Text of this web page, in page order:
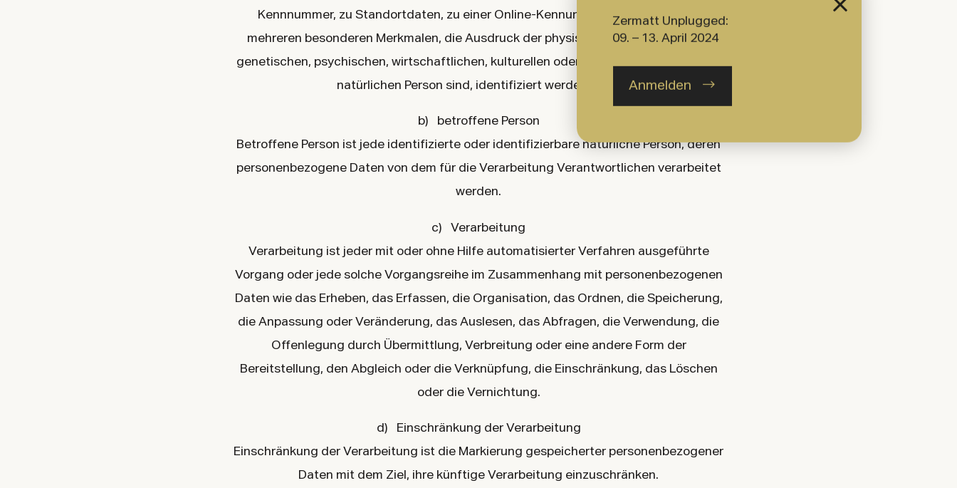
Kennnummer, zu Standortdaten, zu einer Online-Kennung oder zu einem oder
mehreren besonderen Merkmalen, die Ausdruck der physischen, physiologischen,
genetischen, psychischen, wirtschaftlichen, kulturellen oder sozialen Identität dieser
natürlichen Person sind, identifiziert werden kann.
b) betroffene Person
Betroffene Person ist jede identifizierte oder identifizierbare natürliche Person, deren
personenbezogene Daten von dem für die Verarbeitung Verantwortlichen verarbeitet
werden.
c) Verarbeitung
Verarbeitung ist jeder mit oder ohne Hilfe automatisierter Verfahren ausgeführte
Vorgang oder jede solche Vorgangsreihe im Zusammenhang mit personenbezogenen
Daten wie das Erheben, das Erfassen, die Organisation, das Ordnen, die Speicherung,
die Anpassung oder Veränderung, das Auslesen, das Abfragen, die Verwendung, die
Offenlegung durch Übermittlung, Verbreitung oder eine andere Form der
Bereitstellung, den Abgleich oder die Verknüpfung, die Einschränkung, das Löschen
oder die Vernichtung.
d) Einschränkung der Verarbeitung
Einschränkung der Verarbeitung ist die Markierung gespeicherter personenbezogener
Daten mit dem Ziel, ihre künftige Verarbeitung einzuschränken.
Zermatt Unplugged:
09. – 13. April 2024
Anmelden